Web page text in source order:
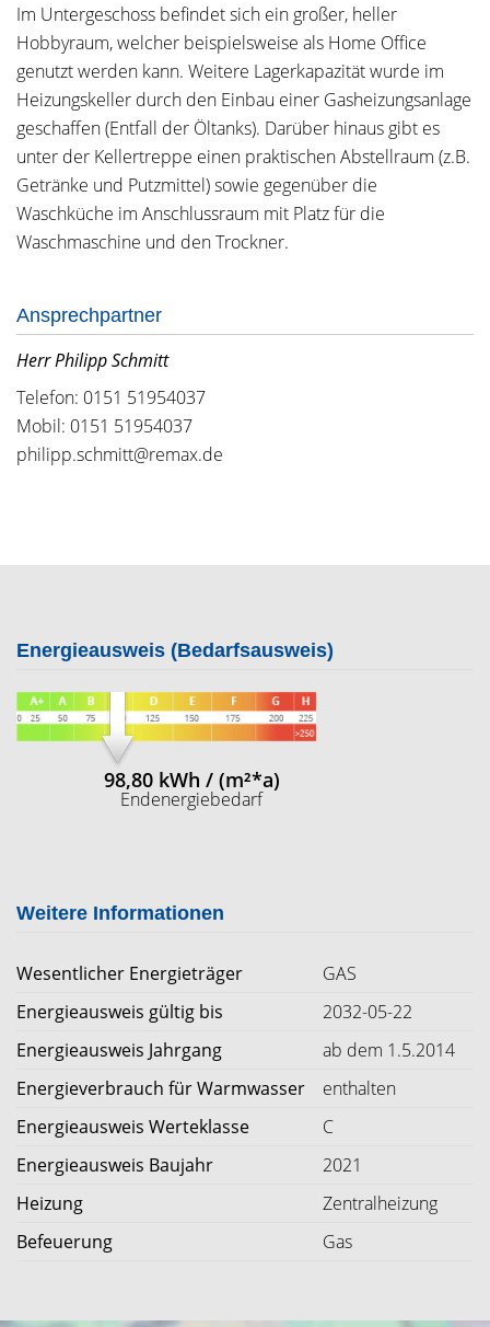
Im Untergeschoss befindet sich ein großer, heller
Hobbyraum, welcher beispielsweise als Home Office
genutzt werden kann. Weitere Lagerkapazität wurde im
Heizungskeller durch den Einbau einer Gasheizungsanlage
geschaffen (Entfall der Öltanks). Darüber hinaus gibt es
unter der Kellertreppe einen praktischen Abstellraum (z.B.
Getränke und Putzmittel) sowie gegenüber die
Waschküche im Anschlussraum mit Platz für die
Waschmaschine und den Trockner.
Ansprechpartner
Herr Philipp Schmitt
Telefon: 0151 51954037
Mobil: 0151 51954037
philipp.schmitt@remax.de
Energieausweis (Bedarfsausweis)
98,80 kWh / (m²*a)
Endenergiebedarf
Weitere Informationen
Wesentlicher Energieträger
GAS
Energieausweis gültig bis
2032-05-22
Energieausweis Jahrgang
ab dem 1.5.2014
Energieverbrauch für Warmwasser
enthalten
Energieausweis Werteklasse
C
Energieausweis Baujahr
2021
Heizung
Zentralheizung
Befeuerung
Gas